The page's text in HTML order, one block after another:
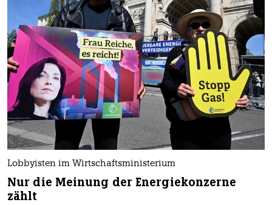
Lobbyisten im Wirtschaftsministerium
Nur die Meinung der Energiekonzerne
zählt